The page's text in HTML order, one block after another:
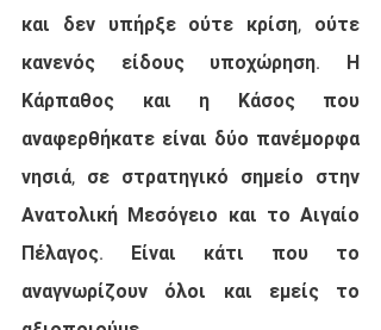
και δεν υπήρξε ούτε κρίση, ούτε
κανενός είδους υποχώρηση. Η
Κάρπαθος και η Κάσος που
αναφερθήκατε είναι δύο πανέμορφα
νησιά, σε στρατηγικό σημείο στην
Ανατολική Μεσόγειο και το Αιγαίο
Πέλαγος. Είναι κάτι που το
αναγνωρίζουν όλοι και εμείς το